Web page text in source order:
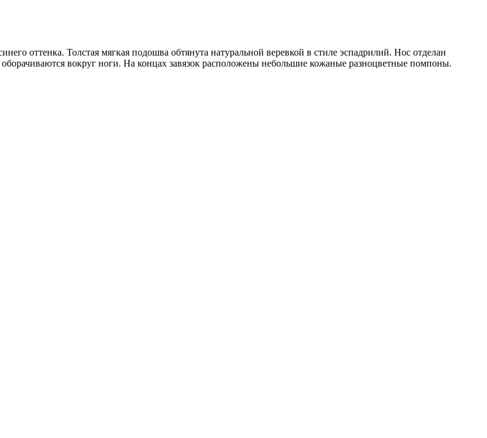
оттенка. Толстая мягкая подошва обтянута натуральной веревкой в стиле эспадрилий. Нос отделан
вокруг ноги. На концах завязок расположены небольшие кожаные разноцветные помпоны.